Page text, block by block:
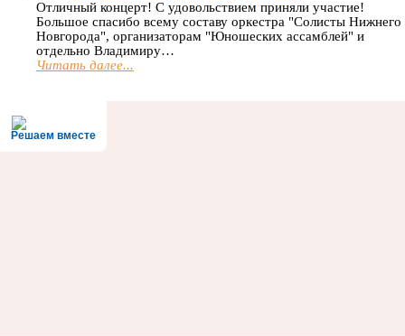
Отличный концерт! С удовольствием приняли участие!
Большое спасибо всему составу оркестра "Солисты Нижнего
Новгорода", организаторам "Юношеских ассамблей" и
отдельно Владимиру…
Читать далее...
Решаем вместе